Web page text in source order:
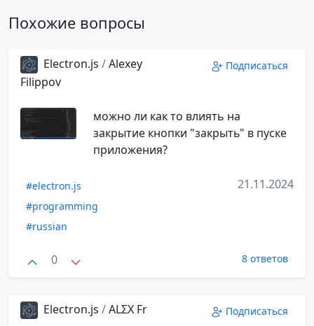
Похожие вопросы
Electron.js /Alexey
Filippov
Подписаться
можно ли как то влиять на
закрытие кнопки "закрыть" в пуске
приложения?
#electron.js
#programming
#russian
21.11.2024
0 8 ответов
Electron.js /ALΣX Fr Подписаться